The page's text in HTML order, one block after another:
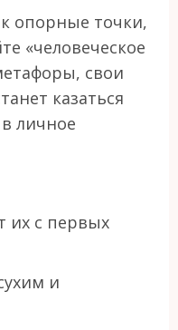
опорные точки,
«человеческое
свои
казаться
личное
их с первых
и